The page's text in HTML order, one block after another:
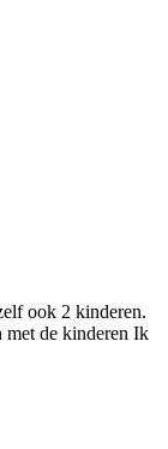
ook 2 kinderen.
met de kinderen Ik